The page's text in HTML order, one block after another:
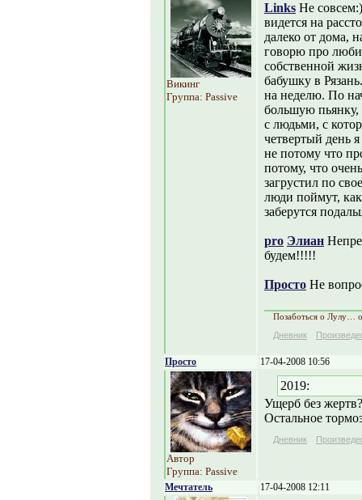
Викинг
Группа: Passive
Links Не
видется на
далеко от дома,
говорю про
собственной
бабушку в
на неделю. По
большую пьянку,
с людьми, с
четвертый день
не потому что
потому, что
загрустил по
люди поймут,
заберутся
pro Элиан
будем!!!!!
Просто Не
Позаботься о Лулу…
Дневник
Просто 17-04-2008 10:56
Автор
Группа: Passive
2019:
Ущерб без
Остальное
Дневник
Мечтатель 17-04-2008 12:11